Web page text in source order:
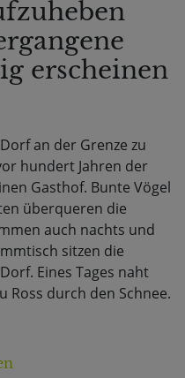
erscheinen
an der Grenze zu
hundert Jahren der
Gasthof. Bunte Vögel
überqueren die
auch nachts und
sitzen die
Eines Tages naht
Ross durch den Schnee.